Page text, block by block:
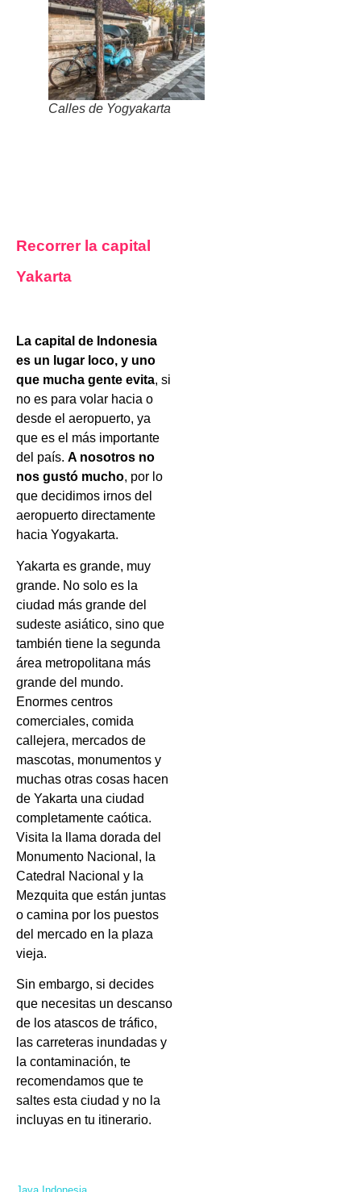
Calles de Yogyakarta
Recorrer la capital
Yakarta
La capital de Indonesia
es un lugar loco, y uno
que mucha gente evita, si
no es para volar hacia o
desde el aeropuerto, ya
que es el más importante
del país. A nosotros no
nos gustó mucho, por lo
que decidimos irnos del
aeropuerto directamente
hacia Yogyakarta.
Yakarta es grande, muy
grande. No solo es la
ciudad más grande del
sudeste asiático, sino que
también tiene la segunda
área metropolitana más
grande del mundo.
Enormes centros
comerciales, comida
callejera, mercados de
mascotas, monumentos y
muchas otras cosas hacen
de Yakarta una ciudad
completamente caótica.
Visita la llama dorada del
Monumento Nacional, la
Catedral Nacional y la
Mezquita que están juntas
o camina por los puestos
del mercado en la plaza
vieja.
Sin embargo, si decides
que necesitas un descanso
de los atascos de tráfico,
las carreteras inundadas y
la contaminación, te
recomendamos que te
saltes esta ciudad y no la
incluyas en tu itinerario.